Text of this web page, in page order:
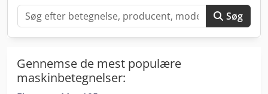
Søg
Gennemse de mest populære
maskinbetegnelser: